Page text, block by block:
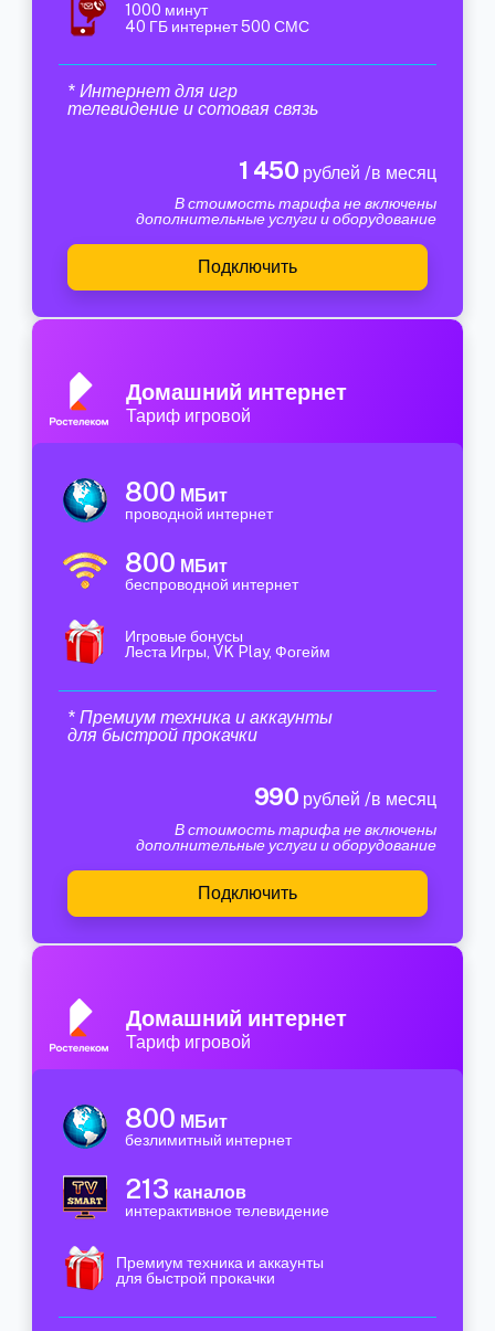
1000 минут
40 ГБ интернет 500 СМС
* Интернет для игр
телевидение и сотовая связь
1 450 рублей /в месяц
В стоимость тарифа не включены
дополнительные услуги и оборудование
Подключить
Домашний интернет
Тариф игровой
800 МБит
проводной интернет
800 МБит
беспроводной интернет
Игровые бонусы
Леста Игры, VK Play, Фогейм
* Премиум техника и аккаунты
для быстрой прокачки
990 рублей /в месяц
В стоимость тарифа не включены
дополнительные услуги и оборудование
Подключить
Домашний интернет
Тариф игровой
800 МБит
безлимитный интернет
213 каналов
интерактивное телевидение
Премиум техника и аккаунты
для быстрой прокачки